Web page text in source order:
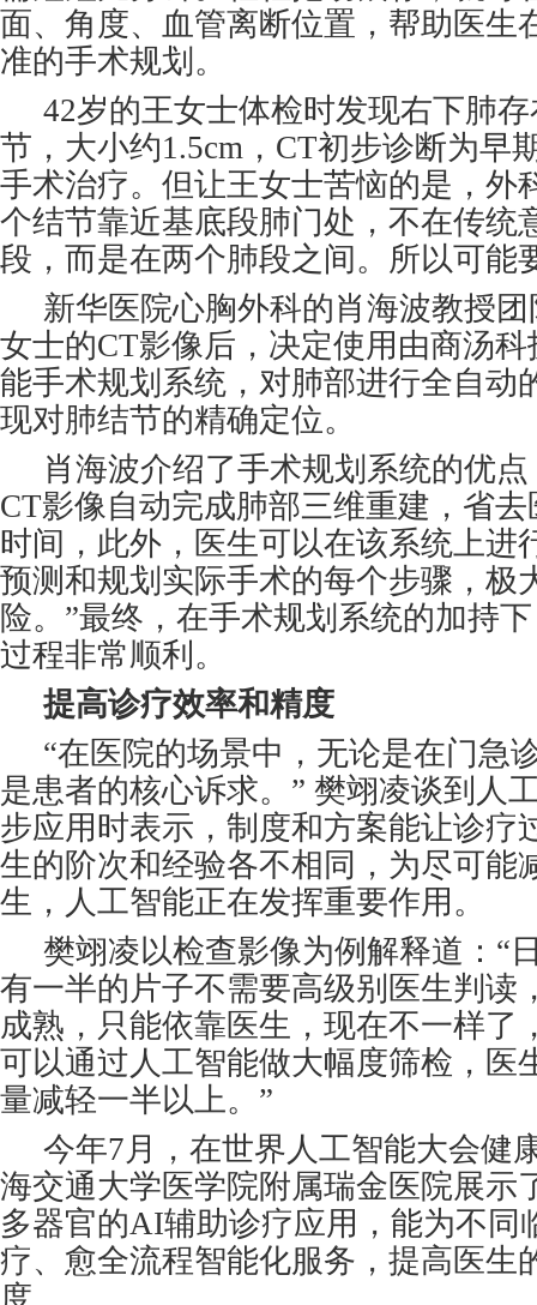
面、角度、血管离断位置，帮助医生
准的手术规划。
42岁的王女士体检时发现右下肺
节，大小约1.5cm，CT初步诊断为早
手术治疗。但让王女士苦恼的是，外
个结节靠近基底段肺门处，不在传统
段，而是在两个肺段之间。所以可能
新华医院心胸外科的肖海波教授
女士的CT影像后，决定使用由商汤
能手术规划系统，对肺部进行全自动
现对肺结节的精确定位。
肖海波介绍了手术规划系统的优
CT影像自动完成肺部三维重建，省
时间，此外，医生可以在该系统上进
预测和规划实际手术的每个步骤，极
险。”最终，在手术规划系统的加持
过程非常顺利。
提高诊疗效率和精度
“在医院的场景中，无论是在门急
是患者的核心诉求。” 樊翊凌谈到人
步应用时表示，制度和方案能让诊疗
生的阶次和经验各不相同，为尽可能
生，人工智能正在发挥重要作用。
樊翊凌以检查影像为例解释道：“
有一半的片子不需要高级别医生判读
成熟，只能依靠医生，现在不一样了
可以通过人工智能做大幅度筛检，医
量减轻一半以上。”
今年7月，在世界人工智能大会健
海交通大学医学院附属瑞金医院展示
多器官的AI辅助诊疗应用，能为不同
疗、愈全流程智能化服务，提高医生
度。